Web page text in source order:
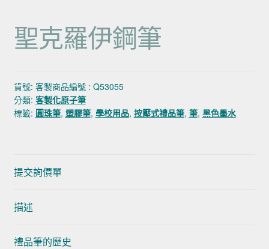
聖克羅伊鋼筆
貨號: 客製商品編號 : Q53055
分類: 客製化原子筆
標籤: 圓珠筆, 塑膠筆, 學校用品, 按壓式禮品筆, 筆, 黑色墨水
提交詢價單
描述
禮品筆的歷史